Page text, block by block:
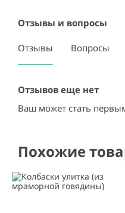
Отзывы и вопросы
Отзывы Вопросы
Отзывов еще нет
Ваш может стать
Похожие